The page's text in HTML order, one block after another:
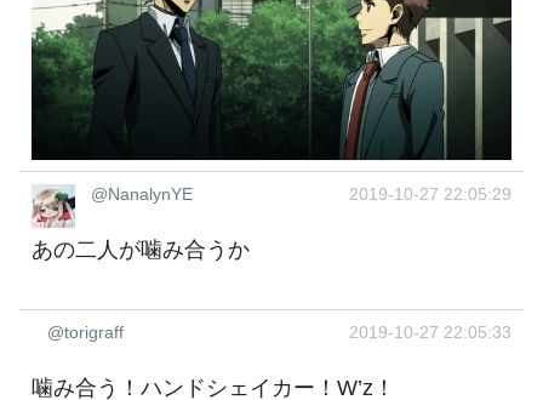
@NanalynYE 2019-10-27 22:05:29
あの二人が噛み合うか ‍
@torigraff 2019-10-27 22:05:33
噛み合う！ハンドシェイカー！W’z！